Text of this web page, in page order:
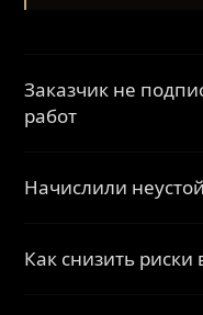
Заказчик не
работ
работ и правильного
Подробный разбор
Начислили
условий договора и
Как снизить